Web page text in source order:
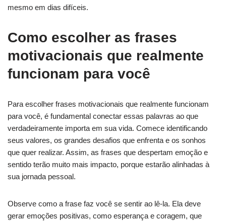
mesmo em dias difíceis.
Como escolher as frases
motivacionais que realmente
funcionam para você
Para escolher frases motivacionais que realmente funcionam
para você, é fundamental conectar essas palavras ao que
verdadeiramente importa em sua vida. Comece identificando
seus valores, os grandes desafios que enfrenta e os sonhos
que quer realizar. Assim, as frases que despertam emoção e
sentido terão muito mais impacto, porque estarão alinhadas à
sua jornada pessoal.
Observe como a frase faz você se sentir ao lê-la. Ela deve
gerar emoções positivas, como esperança e coragem, que